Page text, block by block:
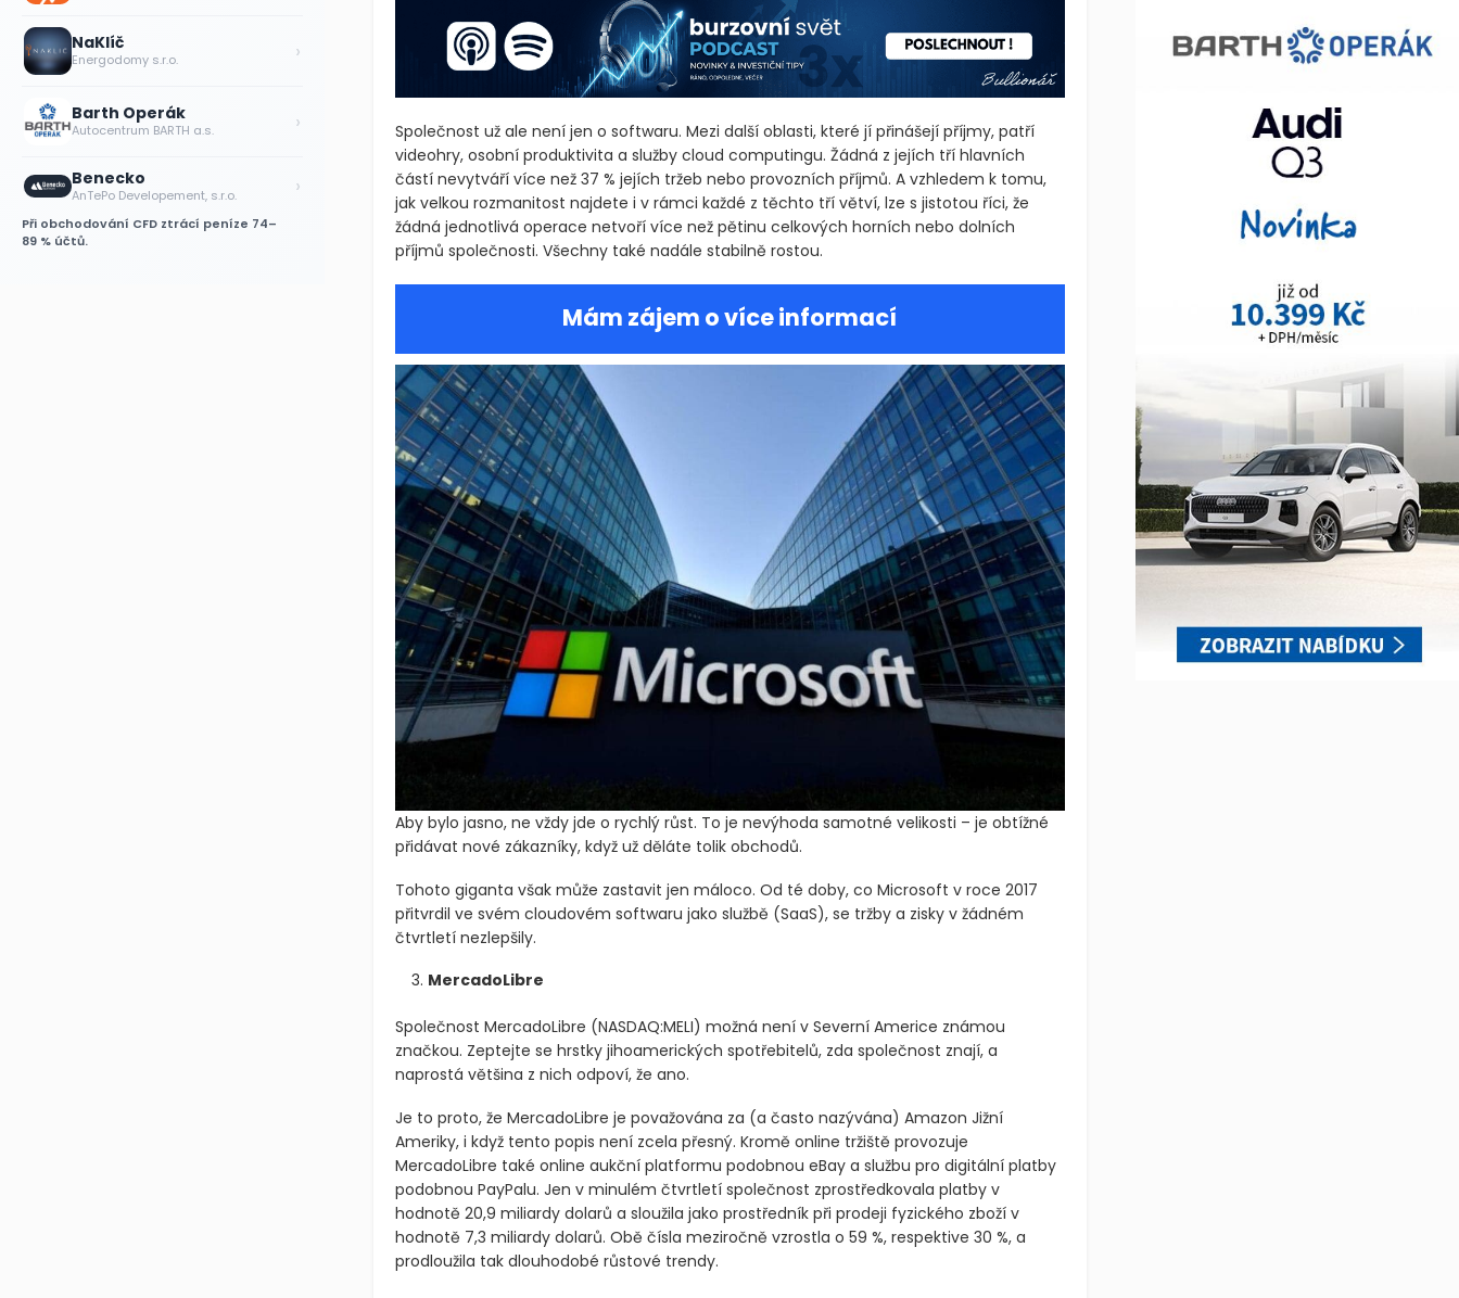
Společnost už ale není jen o softwaru. Mezi další oblasti, které jí přinášejí příjmy, patří
videohry, osobní produktivita a služby cloud computingu. Žádná z jejích tří hlavních
částí nevytváří více než 37 % jejích tržeb nebo provozních příjmů. A vzhledem k tomu,
jak velkou rozmanitost najdete i v rámci každé z těchto tří větví, lze s jistotou říci, že
žádná jednotlivá operace netvoří více než pětinu celkových horních nebo dolních
příjmů společnosti. Všechny také nadále stabilně rostou.
Mám zájem o více informací
Aby bylo jasno, ne vždy jde o rychlý růst. To je nevýhoda samotné velikosti – je obtížné
přidávat nové zákazníky, když už děláte tolik obchodů.
Tohoto giganta však může zastavit jen máloco. Od té doby, co Microsoft v roce 2017
přitvrdil ve svém cloudovém softwaru jako službě (SaaS), se tržby a zisky v žádném
čtvrtletí nezlepšily.
MercadoLibre
Společnost MercadoLibre (NASDAQ:MELI) možná není v Severní Americe známou
značkou. Zeptejte se hrstky jihoamerických spotřebitelů, zda společnost znají, a
naprostá většina z nich odpoví, že ano.
Je to proto, že MercadoLibre je považována za (a často nazývána) Amazon Jižní
Ameriky, i když tento popis není zcela přesný. Kromě online tržiště provozuje
MercadoLibre také online aukční platformu podobnou eBay a službu pro digitální platby
podobnou PayPalu. Jen v minulém čtvrtletí společnost zprostředkovala platby v
hodnotě 20,9 miliardy dolarů a sloužila jako prostředník při prodeji fyzického zboží v
hodnotě 7,3 miliardy dolarů. Obě čísla meziročně vzrostla o 59 %, respektive 30 %, a
prodloužila tak dlouhodobé růstové trendy.
NaKlíč
Energodomy s.r.o. ›
Barth Operák
Autocentrum BARTH a.s. ›
Benecko
AnTePo Developement, s.r.o. ›
Při obchodování CFD ztrácí peníze 74–
89 % účtů.